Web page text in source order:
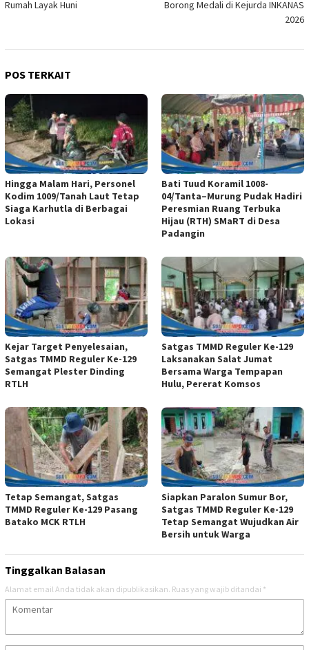
Rumah Layak Huni
Borong Medali di Kejurda INKANAS
2026
POS TERKAIT
Hingga Malam Hari, Personel
Kodim 1009/Tanah Laut Tetap
Siaga Karhutla di Berbagai
Lokasi
Bati Tuud Koramil 1008-
04/Tanta–Murung Pudak Hadiri
Peresmian Ruang Terbuka
Hijau (RTH) SMaRT di Desa
Padangin
Kejar Target Penyelesaian,
Satgas TMMD Reguler Ke-129
Semangat Plester Dinding
RTLH
Satgas TMMD Reguler Ke-129
Laksanakan Salat Jumat
Bersama Warga Tempapan
Hulu, Pererat Komsos
Tetap Semangat, Satgas
TMMD Reguler Ke-129 Pasang
Batako MCK RTLH
Siapkan Paralon Sumur Bor,
Satgas TMMD Reguler Ke-129
Tetap Semangat Wujudkan Air
Bersih untuk Warga
Tinggalkan Balasan
Alamat email Anda tidak akan dipublikasikan. Ruas yang wajib ditandai *